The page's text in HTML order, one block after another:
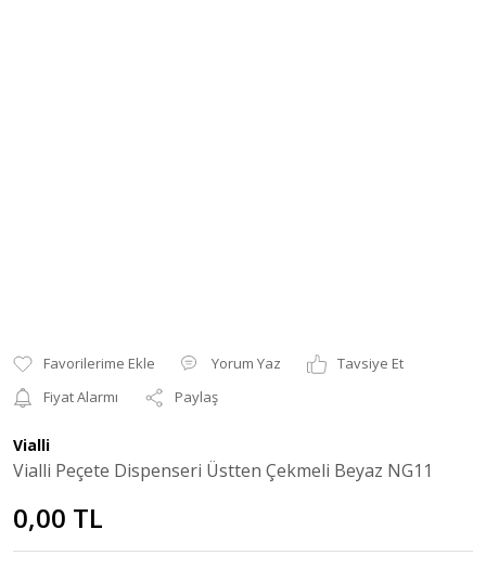
Yorum Yaz
Tavsiye Et
Fiyat Alarmı
Paylaş
Vialli
Vialli Peçete Dispenseri Üstten Çekmeli Beyaz NG11
0,00 TL